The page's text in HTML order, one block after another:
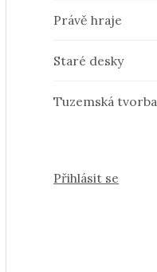
Právě hraje
Staré desky
Tuzemská tvorba
Přihlásit se